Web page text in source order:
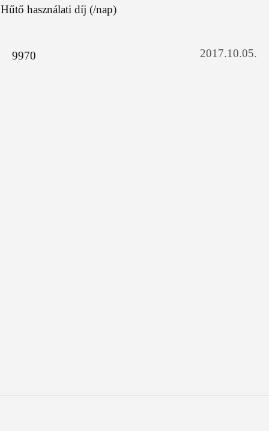
Hűtő használati díj (/nap)
9970 2017.10.05.